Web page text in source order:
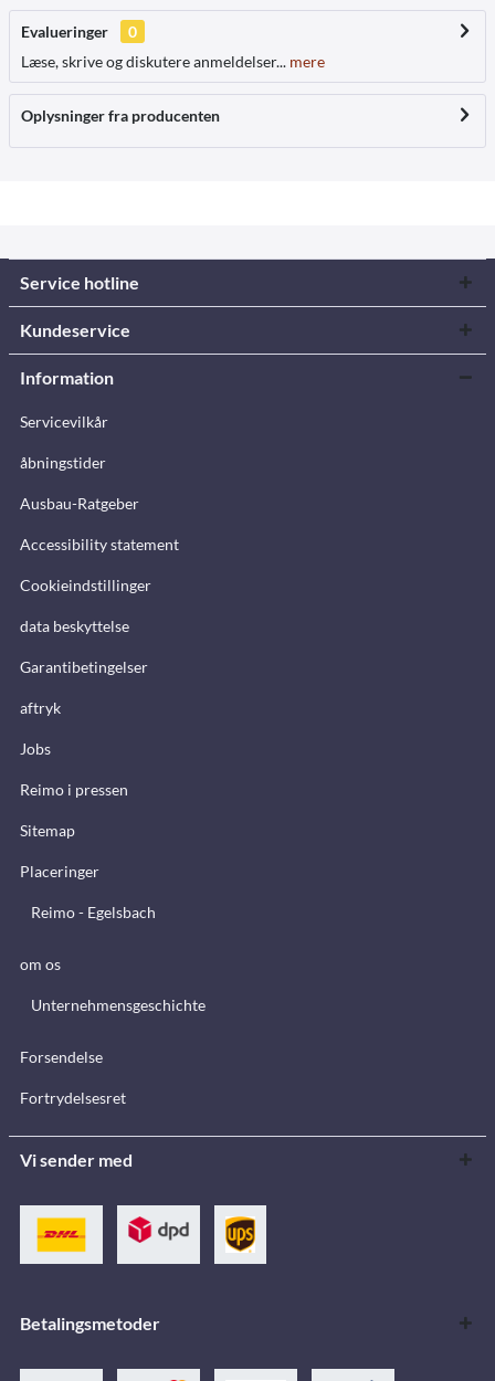
Evalueringer
0
Læse, skrive og diskutere anmeldelser... mere
Oplysninger fra producenten
Service hotline
Kundeservice
Information
Servicevilkår
åbningstider
Ausbau-Ratgeber
Accessibility statement
Cookieindstillinger
data beskyttelse
Garantibetingelser
aftryk
Jobs
Reimo i pressen
Sitemap
Placeringer
Reimo - Egelsbach
om os
Unternehmensgeschichte
Forsendelse
Fortrydelsesret
Vi sender med
Betalingsmetoder